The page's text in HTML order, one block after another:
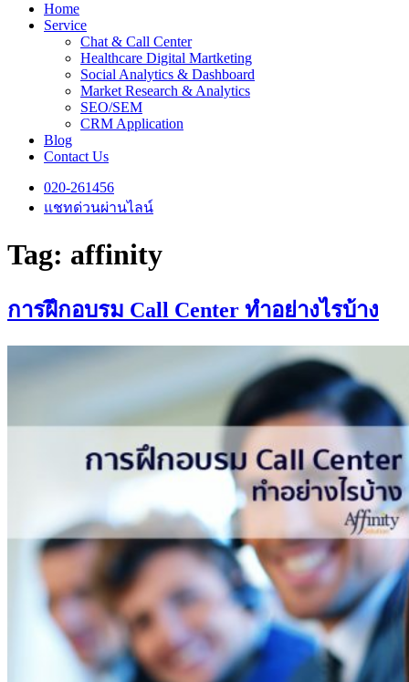
Home
Service
Chat & Call Center
Healthcare Digital Martketing
Social Analytics & Dashboard
Market Research & Analytics
SEO/SEM
CRM Application
Blog
Contact Us
020-261456
แชทด่วนผ่านไลน์
Tag: affinity
การฝึกอบรม Call Center ทำอย่างไรบ้าง